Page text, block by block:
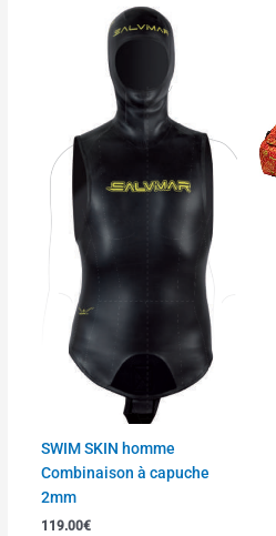
SWIM SKIN homme
Combinaison à capuche
2mm
119.00€
Les
options
peuvent
être
choisies
sur
page
du
produit